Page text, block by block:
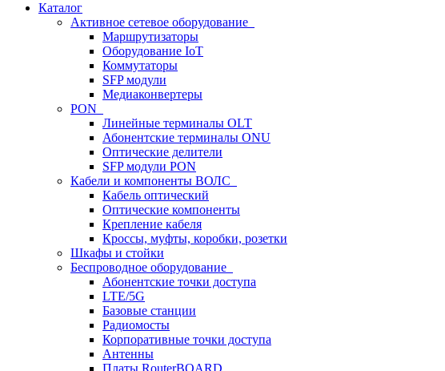
Каталог
Активное сетевое оборудование
Маршрутизаторы
Оборудование IoT
Коммутаторы
SFP модули
Медиаконвертеры
PON
Линейные терминалы OLT
Абонентские терминалы ONU
Оптические делители
SFP модули PON
Кабели и компоненты ВОЛС
Кабель оптический
Оптические компоненты
Крепление кабеля
Кроссы, муфты, коробки, розетки
Шкафы и стойки
Беспроводное оборудование
Абонентские точки доступа
LTE/5G
Базовые станции
Радиомосты
Корпоративные точки доступа
Антенны
Платы RouterBOARD